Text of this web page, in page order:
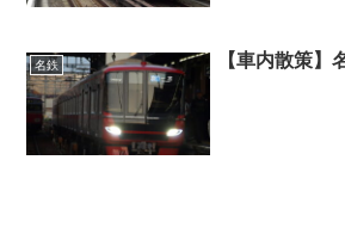
名鉄 【車内散策】